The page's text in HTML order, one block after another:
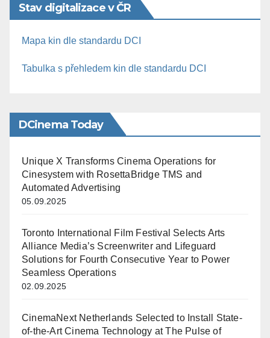
Stav digitalizace v ČR
Mapa kin dle standardu DCI
Tabulka s přehledem kin dle standardu DCI
DCinema Today
Unique X Transforms Cinema Operations for
Cinesystem with RosettaBridge TMS and
Automated Advertising
05.09.2025
Toronto International Film Festival Selects Arts
Alliance Media’s Screenwriter and Lifeguard
Solutions for Fourth Consecutive Year to Power
Seamless Operations
02.09.2025
CinemaNext Netherlands Selected to Install State-
of-the-Art Cinema Technology at The Pulse of